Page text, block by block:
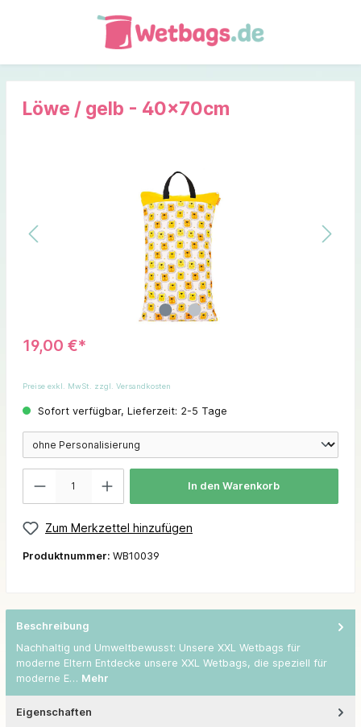
Löwe / gelb - 40x70cm
19,00 €*
Preise exkl. MwSt. zzgl. Versandkosten
Sofort verfügbar, Lieferzeit: 2-5 Tage
In den Warenkorb
Zum Merkzettel hinzufügen
Produktnummer: WB10039
Beschreibung
Nachhaltig und Umweltbewusst: Unsere XXL Wetbags für
moderne Eltern Entdecke unsere XXL Wetbags, die speziell für
moderne E… Mehr
Eigenschaften